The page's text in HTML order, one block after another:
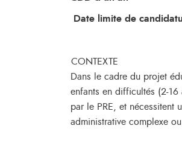
Date limite de
CONTEXTE
Dans le cadre du projet
enfants en difficultés (2-
par le PRE, et nécessitent
administrative complexe